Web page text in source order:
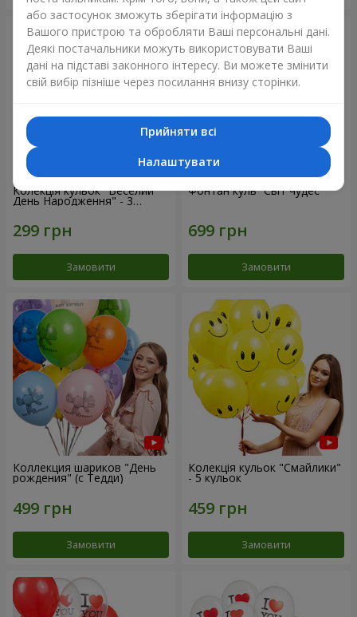
Колекція кульок "Веселий
День Народження" - 3
кульки
Замовити
Фонтан куль “Світ чудес”
Замовити
Коллекция шариков "День
рождения" (с Тедди)
Замовити
Колекція кульок "Смайлики"
- 5 кульок
Замовити
або застосунок зможуть зберігати інформацію з
Вашого пристрою та обробляти Ваші персональні дані.
Деякі постачальники можуть використовувати Ваші
дані на підставі законного інтересу. Ви можете змінити
свій вибір пізніше через посилання внизу сторінки.
Прийняти всі
Налаштувати